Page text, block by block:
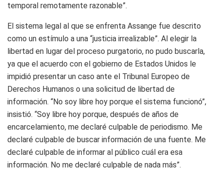
temporal remotamente razonable”.
El sistema legal al que se enfrenta Assange fue descrito
como un estímulo a una “justicia irrealizable”. Al elegir la
libertad en lugar del proceso purgatorio, no pudo buscarla,
ya que el acuerdo con el gobierno de Estados Unidos le
impidió presentar un caso ante el Tribunal Europeo de
Derechos Humanos o una solicitud de libertad de
información. “No soy libre hoy porque el sistema funcionó”,
insistió. “Soy libre hoy porque, después de años de
encarcelamiento, me declaré culpable de periodismo. Me
declaré culpable de buscar información de una fuente. Me
declaré culpable de informar al público cuál era esa
información. No me declaré culpable de nada más”.